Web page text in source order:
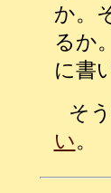
か。
るか
に書
そ
い。